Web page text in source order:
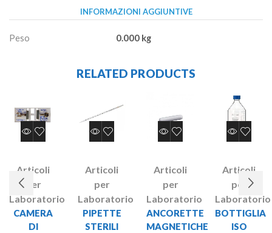
INFORMAZIONI AGGIUNTIVE
Peso 0.000 kg
RELATED PRODUCTS
Articoli
per
Laboratorio
CAMERA
DI
Articoli
per
Laboratorio
PIPETTE
STERILI
Articoli
per
Laboratorio
ANCORETTE
MAGNETICHE
Articoli
per
Laboratorio
BOTTIGLIA
ISO